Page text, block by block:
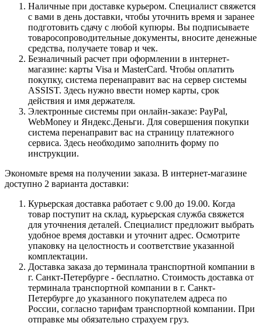
Наличные при доставке курьером. Специалист свяжется
с вами в день доставки, чтобы уточнить время и заранее
подготовить сдачу с любой купюры. Вы подписываете
товаросопроводительные документы, вносите денежные
средства, получаете товар и чек.
Безналичный расчет при оформлении в интернет-
магазине: карты Visa и MasterCard. Чтобы оплатить
покупку, система перенаправит вас на сервер системы
ASSIST. Здесь нужно ввести номер карты, срок
действия и имя держателя.
Электронные системы при онлайн-заказе: PayPal,
WebMoney и Яндекс.Деньги. Для совершения покупки
система перенаправит вас на страницу платежного
сервиса. Здесь необходимо заполнить форму по
инструкции.
Экономьте время на получении заказа. В интернет-магазине
доступно 2 варианта доставки:
Курьерская доставка работает с 9.00 до 19.00. Когда
товар поступит на склад, курьерская служба свяжется
для уточнения деталей. Специалист предложит выбрать
удобное время доставки и уточнит адрес. Осмотрите
упаковку на целостность и соответствие указанной
комплектации.
Доставка заказа до терминала транспортной компании в
г. Санкт-Петербурге - бесплатно. Стоимость доставка от
терминала транспортной компании в г. Санкт-
Петербурге до указанного покупателем адреса по
России, согласно тарифам транспортной компании. При
отправке мы обязательно страхуем груз.